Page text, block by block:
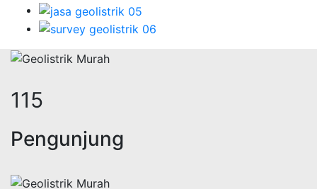
144
Pengunjung